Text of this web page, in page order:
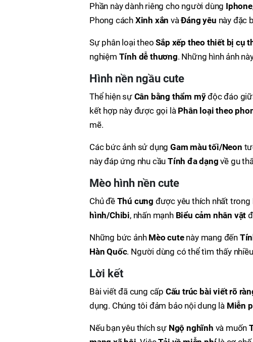
Phần này dành riêng cho người dùng Iphone
Phong cách Xinh xắn vàĐáng yêu này đặc
Sự phân loại theoSắp xếp theo thiết bị cụ
nghiệm Tính dễ thương. Những hình ảnh
Hình nền ngầu cute
Thể hiện sự Cân bằng thẩm mỹđộc đáo
kết hợp này được gọi là Phân loại theo
mẽ.
Các bức ảnh sử dụng Gam màu tối/Neon
này đáp ứng nhu cầuTính đa dạng về gu
Mèo hình nền cute
Chủ đề Thú cưng được yêu thích nhất trong
hình/Chibi, nhấn mạnh Biểu cảm nhân vật
Những bức ảnh Mèo cutenày mang đến
Hàn Quốc. Người dùng có thể tìm thấy
Lời kết
Bài viết đã cung cấp Cấu trúc bài viết rõ
dụng. Chúng tôi đảm bảo nội dung là Miễn
Nếu bạn yêu thích sự Ngộ nghĩnh và muốn